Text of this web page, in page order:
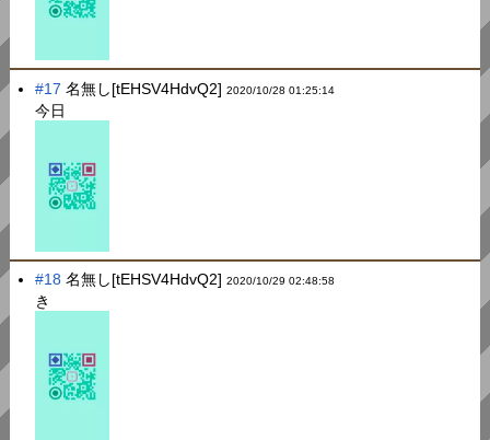
#17 名無し[tEHSV4HdvQ2]2020/10/28 01:25:14
今日
#18 名無し[tEHSV4HdvQ2]2020/10/29 02:48:58
き